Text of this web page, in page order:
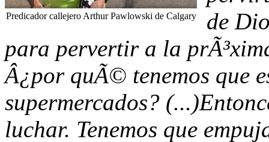
Predicador callejero Arthur Pawlowski de Calgary
de
para pervertir a la
Â¿por quÃ© tenemos que
supermercados?
luchar. Tenemos que